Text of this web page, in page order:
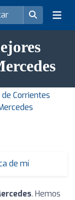
Corrientes
de mí
. Hemos